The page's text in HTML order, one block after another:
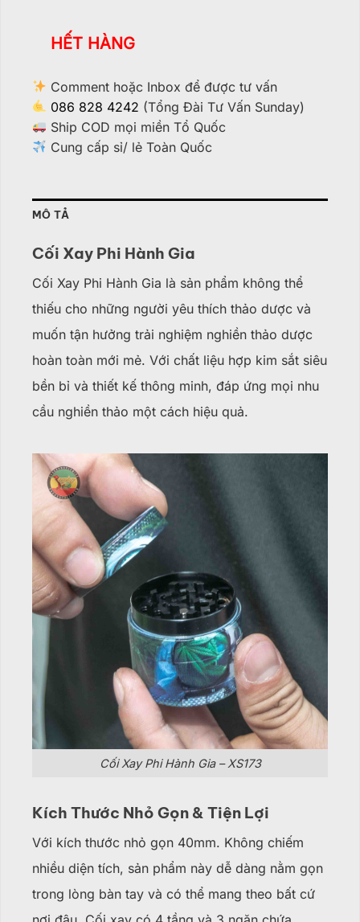
HẾT HÀNG
Comment hoặc Inbox để được tư vấn
086 828 4242 (Tổng Đài Tư Vấn Sunday)
Ship COD mọi miền Tổ Quốc
Cung cấp sỉ/ lẻ Toàn Quốc
MÔ TẢ
Cối Xay Phi Hành Gia
Cối Xay Phi Hành Gia là sản phẩm không thể
thiếu cho những người yêu thích thảo dược và
muốn tận hưởng trải nghiệm nghiền thảo dược
hoàn toàn mới mẻ. Với chất liệu hợp kim sắt siêu
bền bỉ và thiết kế thông minh, đáp ứng mọi nhu
cầu nghiền thảo một cách hiệu quả.
Cối Xay Phi Hành Gia – XS173
Kích Thước Nhỏ Gọn & Tiện Lợi
Với kích thước nhỏ gọn 40mm. Không chiếm
nhiều diện tích, sản phẩm này dễ dàng nằm gọn
trong lòng bàn tay và có thể mang theo bất cứ